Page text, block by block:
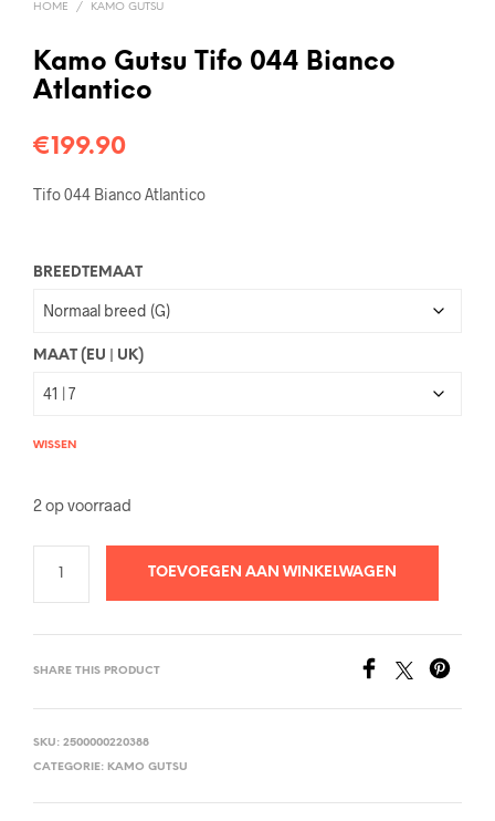
HOME / KAMO GUTSU
Kamo Gutsu Tifo 044 Bianco
Atlantico
€199.90
Tifo 044 Bianco Atlantico
BREEDTEMAAT
MAAT (EU | UK)
WISSEN
2 op voorraad
TOEVOEGEN AAN WINKELWAGEN
SHARE THIS PRODUCT
SKU: 2500000220388
CATEGORIE: KAMO GUTSU